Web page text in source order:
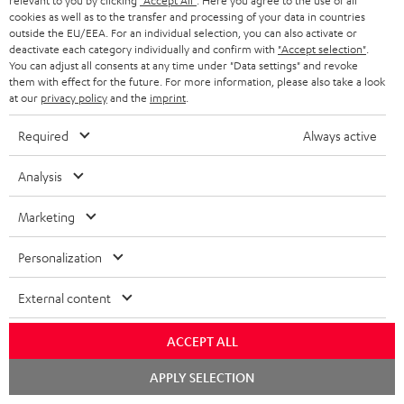
m
V
e
r
s
d
n
z
u
r
a
r
a
n
t
i
e
x
i
k
o
k
t
d
a
e
n
Häufige Fragen
Kontakt
Store Finder
Erlebe unsere Produkte hautnah und lass dich
persönlich im Store beraten.
1
Gültig bis 08.08.2026, 23:59 Uhr. Gratis Move 2 ab einem
Produkte bzw. für Bestellungen mit teilnahmeberechtigten Produkten.
Ausgenommen sind Produkte von Drittanbietern (Third-Party-Produkte).
Nicht gültig für bereits getätigte Käufe. Keine Barauszahlung. Nur für
Privatkunden. Nicht mit anderen Aktionsgutscheinen kombinierbar. Der
Weiterverkauf von Aktionsgutscheinen ist untersagt. Der Gutschein verliert
AGB.
cookies as well as to the transfer and processing of your data in countries
outside the EU/EEA. For an individual selection, you can also activate or
deactivate each category individually and confirm with "Accept selection"
You can adjust all consents at any time under "Data settings" and revoke
them with effect for the future. For more information, please also take a look
at our privacy policyand the imprint
Required Always active
Analysis
Marketing
Personalization
External content
ACCEPT ALL
APPLY SELECTION